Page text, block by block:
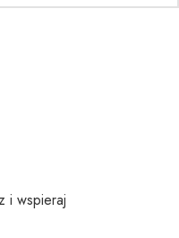
i wspieraj